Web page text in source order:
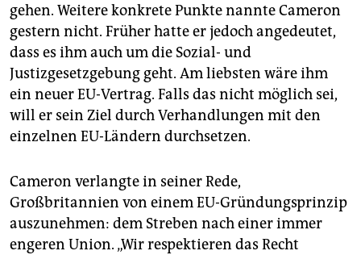
gehen. Weitere konkrete Punkte nannte Cameron
gestern nicht. Früher hatte er jedoch angedeutet,
dass es ihm auch um die Sozial- und
Justizgesetzgebung geht. Am liebsten wäre ihm
ein neuer EU-Vertrag. Falls das nicht möglich sei,
will er sein Ziel durch Verhandlungen mit den
einzelnen EU-Ländern durchsetzen.
Cameron verlangte in seiner Rede,
Großbritannien von einem EU-Gründungsprinzip
auszunehmen: dem Streben nach einer immer
engeren Union. „Wir respektieren das Recht